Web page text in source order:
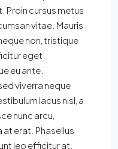
Proin cursus metus
vitae. Mauris
non, tristique
eget
eu ante.
viverra neque
lacus nisl, a
nunc arcu,
at erat. Phasellus
leo efficitur at.